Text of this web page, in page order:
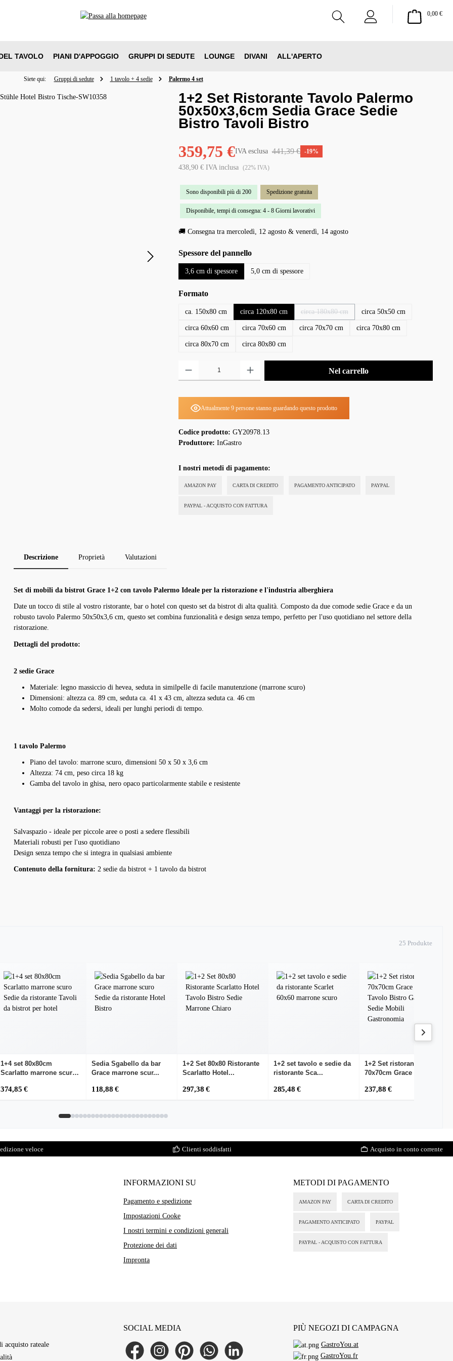
0,00 €Il
TAVOLO PIANI D'APPOGGIO GRUPPI DI SEDUTE LOUNGE DIVANI ALL'APERTO
Siete qui: Gruppi di sedute 1 tavolo + 4 sedie Palermo 4 set
1+2 Set Ristorante Tavolo Palermo
50x50x3,6cm Sedia Grace Sedie
Bistro Tavoli Bistro
359,75 €IVA esclusa 441,39 € -19%
438,90 € IVA inclusa (22% IVA)
Sono disponibili più di 200 Spedizione gratuita
Disponibile, tempi di consegna: 4 - 8 Giorni lavorativi
🚚 Consegna tra mercoledì, 12 agosto & venerdì, 14 agosto
Seleziona
Spessore del pannello
3,6 cm di spessore 5,0 cm di spessore
Seleziona
Formato
ca. 150x80 cm circa 120x80 cm circa 180x80 cm circa 50x50 cm
circa 60x60 cm circa 70x60 cm circa 70x70 cm circa 70x80 cm
circa 80x70 cm circa 80x80 cm
Nel carrello
Attualmente 9 persone stanno guardando questo prodotto
Codice prodotto: GY20978.13
Produttore: InGastro
I nostri metodi di pagamento:
AMAZON PAY CARTA DI CREDITO PAGAMENTO ANTICIPATO PAYPAL
PAYPAL - ACQUISTO CON FATTURA
Descrizione Proprietà Valutazioni
Set di mobili da bistrot Grace 1+2 con tavolo Palermo Ideale per la ristorazione e l'industria alberghiera
Date un tocco di stile al vostro ristorante, bar o hotel con questo set da bistrot di alta qualità. Composto da due comode sedie Grace e da un
robusto tavolo Palermo 50x50x3,6 cm, questo set combina funzionalità e design senza tempo, perfetto per l'uso quotidiano nel settore della
ristorazione.
Dettagli del prodotto:
2 sedie Grace
Materiale: legno massiccio di hevea, seduta in similpelle di facile manutenzione (marrone scuro)
Dimensioni: altezza ca. 89 cm, seduta ca. 41 x 43 cm, altezza seduta ca. 46 cm
Molto comode da sedersi, ideali per lunghi periodi di tempo.
1 tavolo Palermo
Piano del tavolo: marrone scuro, dimensioni 50 x 50 x 3,6 cm
Altezza: 74 cm, peso circa 18 kg
Gamba del tavolo in ghisa, nero opaco particolarmente stabile e resistente
Vantaggi per la ristorazione:
Salvaspazio - ideale per piccole aree o posti a sedere flessibili
Materiali robusti per l'uso quotidiano
Design senza tempo che si integra in qualsiasi ambiente
Contenuto della fornitura: 2 sedie da bistrot + 1 tavolo da bistrot
25 Produkte
1+4 set 80x80cm
Scarlatto marrone scuro
374,85 €
Sedia Sgabello da bar
Grace marrone scur...
118,88 €
1+2 Set 80x80 Ristorante
Scarlatto Hotel...
297,38 €
1+2 set tavolo e sedie da
ristorante Sca...
285,48 €
1+2 Set ristorante
70x70cm Grace Hotel T...
237,88 €
veloce Clienti soddisfatti Acquisto in conto corrente
INFORMAZIONI SU
Pagamento e spedizione
Impostazioni Cooke
I nostri termini e condizioni generali
Protezione dei dati
Impronta
METODI DI PAGAMENTO
AMAZON PAY CARTA DI CREDITO
PAGAMENTO ANTICIPATO PAYPAL
PAYPAL - ACQUISTO CON FATTURA
acquisto rateale
SOCIAL MEDIA
Facebook InstagramPinterest WhatsAppLinkedIn
PIÙ NEGOZI DI CAMPAGNA
GastroYou.at
GastroYou.fr
Diese Cookies sind für die Grundfunktionen der Website erforderlich.
Funktional
Diese Cookies ermöglichen erweiterte Funktionen und Personalisierung.
Marketing
Diese Cookies werden verwendet, um Ihnen relevante Werbung anzuzeigen.
Anbieter Zweck Dauer
Dieser Shop
bubisoft_cookie_consent Dieser Shop
Alle akzeptieren Anpassen